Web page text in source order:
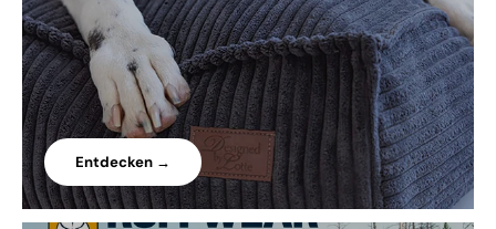
Entdecken →